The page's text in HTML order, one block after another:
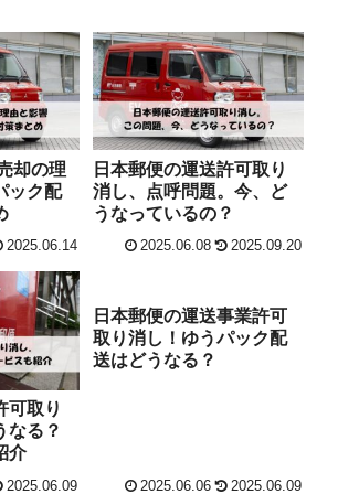
却の理
ック配
2025.06.14
日本郵便の運送許可取り
消し、点呼問題。今、ど
うなっているの？
2025.06.08 2025.09.20
可取り
なる？
介
2025.06.09
日本郵便の運送事業許可
取り消し！ゆうパック配
送はどうなる？
2025.06.06 2025.06.09